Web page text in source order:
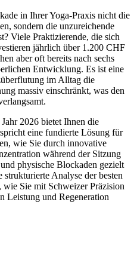
in Ihrer Yoga-Praxis nicht die
sondern die unzureichende
Viele Praktizierende, die sich
jährlich über 1.200 CHF
aber oft bereits nach sechs
Entwicklung. Es ist eine
im Alltag die
massiv einschränkt, was den
2026 bietet Ihnen die
eine fundierte Lösung für
wie Sie durch innovative
während der Sitzung
physische Blockaden gezielt
Analyse der besten
Sie mit Schweizer Präzision
Leistung und Regeneration